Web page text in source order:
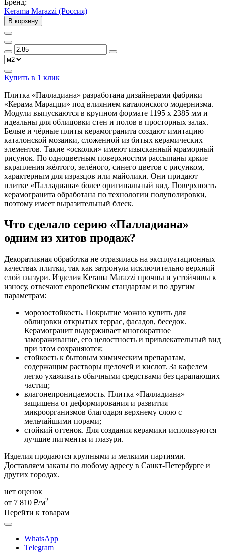
Kerama Marazzi (Россия)
В корзину
Купить в 1 клик
Плитка «Палладиана» разработана дизайнерами фабрики
«Керама Марацци» под влиянием каталонского модернизма.
Модули выпускаются в крупном формате 1195 х 2385 мм и
идеальны для облицовки стен и полов в просторных залах.
Белые и чёрные плиты керамогранита создают имитацию
каталонской мозаики, сложенной из битых керамических
элементов. Такие «осколки» имеют изысканный мраморный
рисунок. По одноцветным поверхностям рассыпаны яркие
вкрапления жёлтого, зелёного, синего цветов с рисунком,
характерным для изразцов или майолики. Они придают
плитке «Палладиана» более оригинальный вид. Поверхность
керамогранита обработана по технологии полуполировки,
поэтому имеет выразительный блеск.
Что сделало серию «Палладиана»
одним из хитов продаж?
Декоративная обработка не отразилась на эксплуатационных
качествах плитки, так как затронула исключительно верхний
слой глазури. Изделия Kerama Marazzi прочны и устойчивы к
износу, отвечают европейским стандартам и по другим
параметрам:
морозостойкость. Покрытие можно купить для
облицовки открытых террас, фасадов, беседок.
Керамогранит выдерживает многократное
замораживание, его целостность и привлекательный вид
при этом сохраняются;
стойкость к бытовым химическим препаратам,
содержащим растворы щелочей и кислот. За кафелем
легко ухаживать обычными средствами без царапающих
частиц;
влагонепроницаемость. Плитка «Палладиана»
защищена от деформирования и развития
микроорганизмов благодаря верхнему слою с
мельчайшими порами;
стойкий оттенок. Для создания керамики используются
лучшие пигменты и глазури.
Изделия продаются крупными и мелкими партиями.
Доставляем заказы по любому адресу в Санкт-Петербурге и
других городах.
нет оценок
от 7 810 ₽/м2
Перейти к товарам
WhatsApp
Telegram